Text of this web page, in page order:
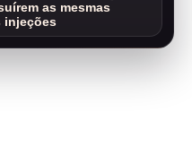
as mesmas
injeções